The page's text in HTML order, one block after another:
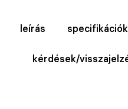
leírás specifikációk
kérdések/